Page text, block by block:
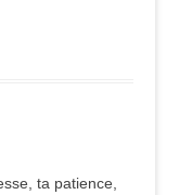
ta patience,